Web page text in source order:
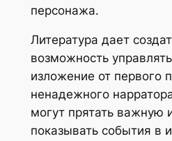
персонажа.
Литература дает
возможность
изложение от первого
ненадежного
могут прятать важную
показывать события в